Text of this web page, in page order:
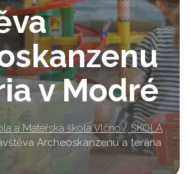
v Modré
a Mateřská škola Vlčnov, ŠKOLA
Archeoskanzenu a terária